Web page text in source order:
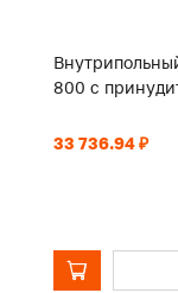
800 с
33 736.94 ₽